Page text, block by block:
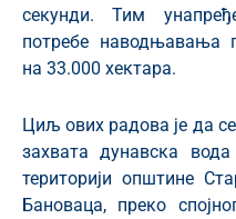
секунди. Тим
потребе наводњавања
на 33.000 хектара.
Циљ ових радова је да
захвата дунавска
територији општине
Бановаца, преко